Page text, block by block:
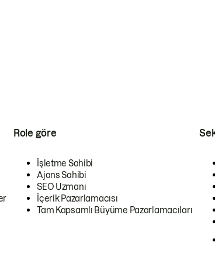
Role göre
İşletme Sahibi
Ajans Sahibi
SEO Uzmanı
İçerik Pazarlamacısı
Tam Kapsamlı Büyüme Pazarlamacıları